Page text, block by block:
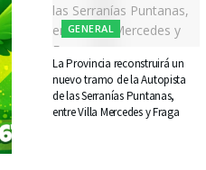
GENERAL
La Provincia reconstruirá un
nuevo tramo de la Autopista
de las Serranías Puntanas,
entre Villa Mercedes y Fraga